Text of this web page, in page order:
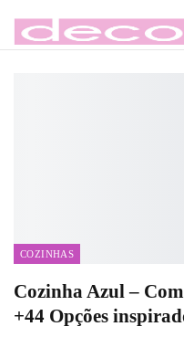
COZINHAS
Cozinha Azul –
+44 Opções